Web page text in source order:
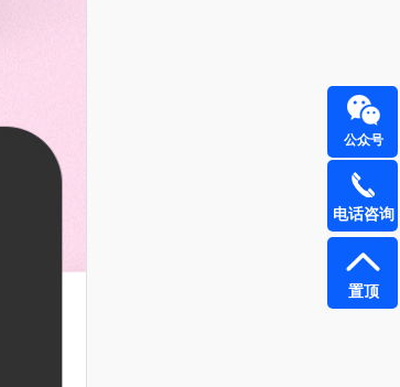
公众号
电话咨询
置顶